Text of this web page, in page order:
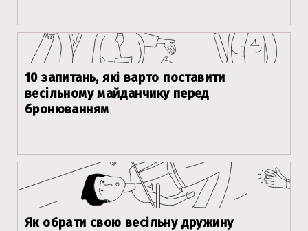
10 запитань, які варто поставити
весільному майданчику перед
бронюванням
Як обрати свою весільну дружину